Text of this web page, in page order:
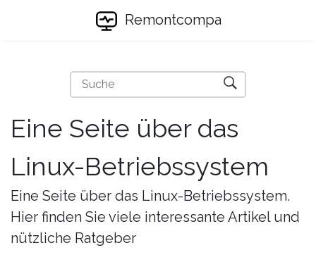
Remontcompa
Eine Seite über das
Linux-Betriebssystem
Eine Seite über das Linux-Betriebssystem.
Hier finden Sie viele interessante Artikel und
nützliche Ratgeber